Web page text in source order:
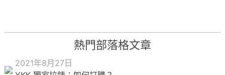
熱門部落格文章
2021年8月27日